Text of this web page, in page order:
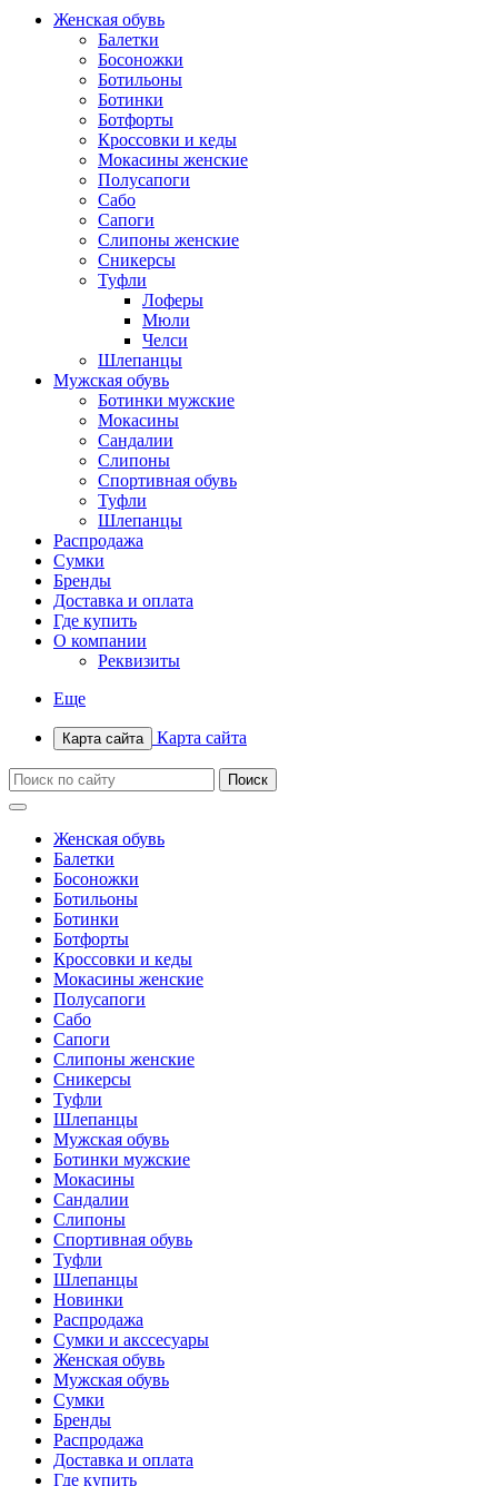
Женская обувь
Балетки
Босоножки
Ботильоны
Ботинки
Ботфорты
Кроссовки и кеды
Мокасины женские
Полусапоги
Сабо
Сапоги
Слипоны женские
Сникерсы
Туфли
Лоферы
Мюли
Челси
Шлепанцы
Мужская обувь
Ботинки мужские
Мокасины
Сандалии
Слипоны
Спортивная обувь
Туфли
Шлепанцы
Распродажа
Сумки
Бренды
Доставка и оплата
Где купить
О компании
Реквизиты
Еще
Карта сайта Карта сайта
Женская обувь
Балетки
Босоножки
Ботильоны
Ботинки
Ботфорты
Кроссовки и кеды
Мокасины женские
Полусапоги
Сабо
Сапоги
Слипоны женские
Сникерсы
Туфли
Шлепанцы
Мужская обувь
Ботинки мужские
Мокасины
Сандалии
Слипоны
Спортивная обувь
Туфли
Шлепанцы
Новинки
Распродажа
Сумки и акссесуары
Женская обувь
Мужская обувь
Сумки
Бренды
Распродажа
Доставка и оплата
Где купить